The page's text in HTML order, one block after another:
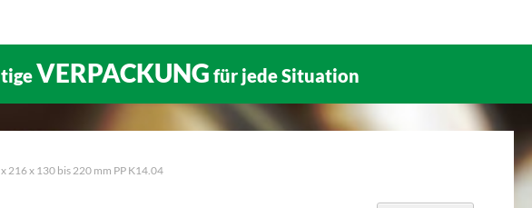
VERPACKUNG für jede Situation
216 x 130 bis 220 mm PP K14.04